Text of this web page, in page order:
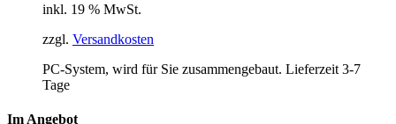
inkl. 19 % MwSt.
zzgl. Versandkosten
PC-System, wird für Sie zusammengebaut. Lieferzeit 3-7
Tage
Im Angebot